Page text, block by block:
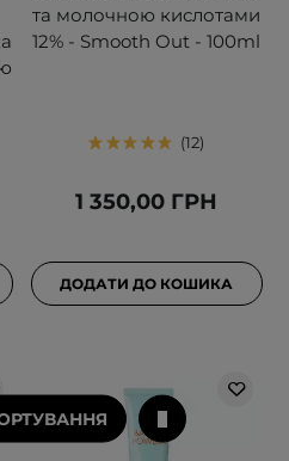
та молочною кислотами
12% - Smooth Out - 100ml
12
1 350,00 ГРН
ДОДАТИ ДО КОШИКА